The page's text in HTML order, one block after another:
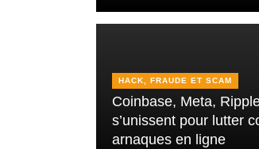
HACK, FRAUDE ET SCAM
Coinbase, Meta,
s’unissent pour lutter
arnaques en ligne